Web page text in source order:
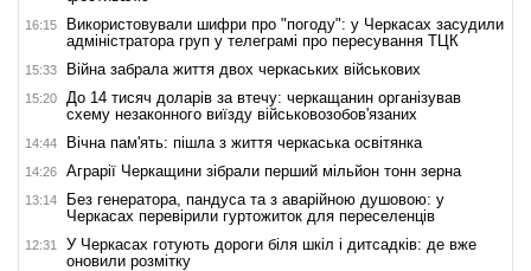
16:15
Використовували шифри про "погоду": у Черкасах засудили
адміністратора груп у телеграмі про пересування ТЦК
15:33 Війна забрала життя двох черкаських військових
15:20
До 14 тисяч доларів за втечу: черкащанин організував
схему незаконного виїзду військовозобов'язаних
14:44 Вічна пам'ять: пішла з життя черкаська освітянка
14:26 Аграрії Черкащини зібрали перший мільйон тонн зерна
13:14
Без генератора, пандуса та з аварійною душовою: у
Черкасах перевірили гуртожиток для переселенців
12:31
У Черкасах готують дороги біля шкіл і дитсадків: де вже
оновили розмітку